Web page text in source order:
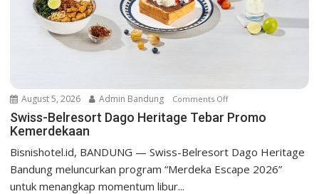
August 5, 2026 Admin Bandung Comments Offo
n
Swiss-Belresort Dago Heritage Tebar Promo
Kemerdekaan
Bisnishotel.id, BANDUNG — Swiss-Belresort Dago Heritage
Bandung meluncurkan program “Merdeka Escape 2026”
untuk menangkap momentum libur...